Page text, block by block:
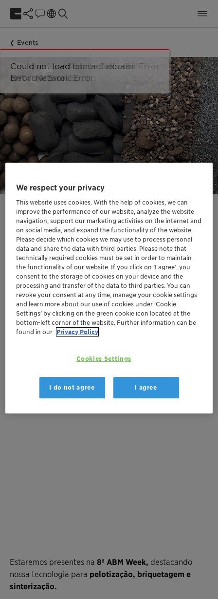
Events
Estaremos presentes na 8ª ABM Week, destacando
nossa tecnologia para pelotização, briquetagem e
sinterização.
Sep 03-05, 2024 | São Paulo, Brazil
ABM WEEK 8ª edição
Saiba mais sobre o evento
Descubra a Clariant Mining Solutions
Av. Profa. Ida Kolb, 513 - Jardim das Laranjeiras
We respect your privacy
This website uses cookies. With the help of cookies, we can
improve the performance of our website, analyze the website
navigation, support our marketing activities on the internet and
on social media, and expand the functionality of the website.
Please decide which cookies we may use to process personal
data and share the data with third parties. Please note that
technically required cookies must be set in order to maintain
the functionality of our website. If you click on ’I agree’, you
consent to the storage of cookies on your device and the
processing and transfer of the data to third parties. You can
revoke your consent at any time, manage your cookie settings
and learn more about our use of cookies under ‘Cookie
Settings’ by clicking on the green cookie icon located at the
bottom-left corner of the website. Further information can be
found in our Privacy Policy
Cookies Settings
I do not agree I agree